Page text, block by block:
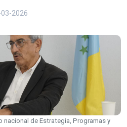
2026
nacional de Estrategia, Programas y